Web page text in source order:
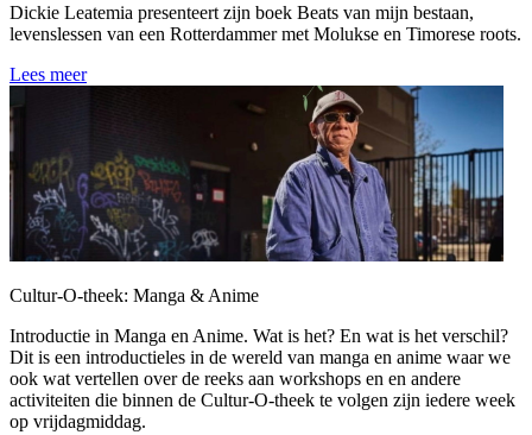
Dickie Leatemia presenteert zijn boek Beats van mijn bestaan,
levenslessen van een Rotterdammer met Molukse en Timorese roots.
Lees meer
Cultur-O-theek: Manga & Anime
Introductie in Manga en Anime. Wat is het? En wat is het verschil?
Dit is een introductieles in de wereld van manga en anime waar we
ook wat vertellen over de reeks aan workshops en en andere
activiteiten die binnen de Cultur-O-theek te volgen zijn iedere week
op vrijdagmiddag.